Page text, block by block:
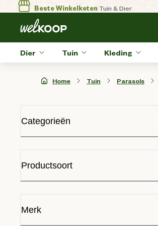
Beste WinkelketenTuin & Dier
Dier Tuin Kleding
Home Tuin Parasols
Categorieën
Beregening
Bodem en mest
Gazon
Productsoort
Merk